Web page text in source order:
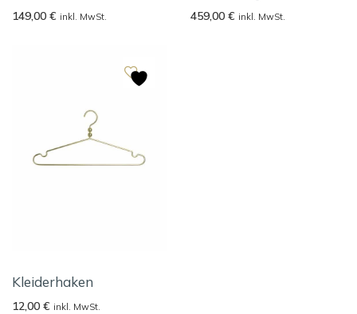
149,00 € inkl. MwSt. 459,00 € inkl. MwSt.
Kleiderhaken
12,00 € inkl. MwSt.